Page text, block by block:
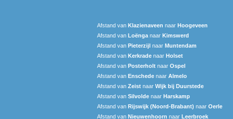
Afstand van Klazienaveen naar Hoogeveen
Afstand van Loënga naar Kimswerd
Afstand van Pieterzijl naar Muntendam
Afstand van Kerkrade naar Holset
Afstand van Posterholt naar Ospel
Afstand van Enschede naar Almelo
Afstand van Zeist naar Wijk bij Duurstede
Afstand van Silvolde naar Harskamp
Afstand van Rijswijk (Noord-Brabant) naar Oerle
Afstand van Nieuwenhoorn naar Leerbroek